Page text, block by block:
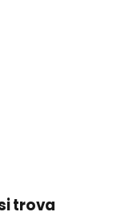
trova